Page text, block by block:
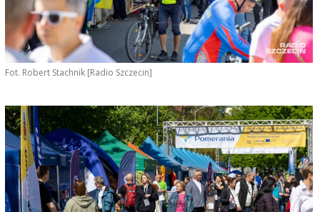
Fot. Robert Stachnik [Radio Szczecin]